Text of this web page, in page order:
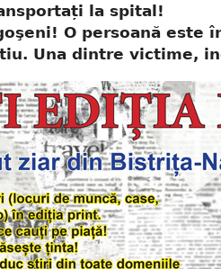
la spital!
O persoană este
Una dintre victime,